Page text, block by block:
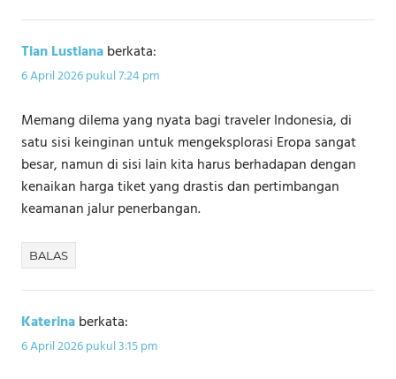
Tian Lustianaberkata:
6 April 2026 pukul 7:24 pm
Memang dilema yang nyata bagi traveler Indonesia, di
satu sisi keinginan untuk mengeksplorasi Eropa sangat
besar, namun di sisi lain kita harus berhadapan dengan
kenaikan harga tiket yang drastis dan pertimbangan
keamanan jalur penerbangan.
BALAS
Katerinaberkata:
6 April 2026 pukul 3:15 pm